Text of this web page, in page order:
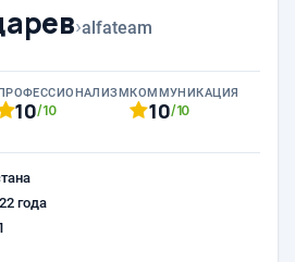
›alfateam
10/10
КОММУНИКАЦИЯ
10/10
года